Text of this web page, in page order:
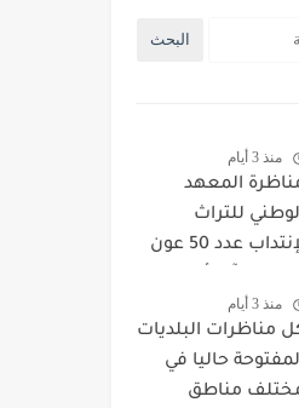
منذ 3 أيام
المعهد
للتراث
لإنتداب عدد 50 عون
منذ 3 أيام
مناظرات البلديات
حاليا في
مناطق